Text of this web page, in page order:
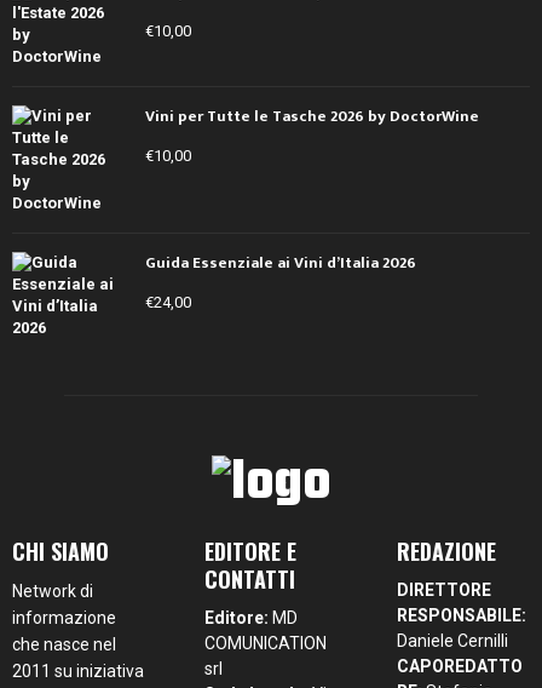
€10,00
Vini per Tutte le Tasche 2026 by DoctorWine
€10,00
Guida Essenziale ai Vini d’Italia 2026
€24,00
CHI SIAMO
Network di
informazione
che nasce nel
2011 su iniziativa
EDITORE E
CONTATTI
Editore: MD
COMUNICATION
srl
REDAZIONE
DIRETTORE
RESPONSABILE:
Daniele Cernilli
CAPOREDATTO